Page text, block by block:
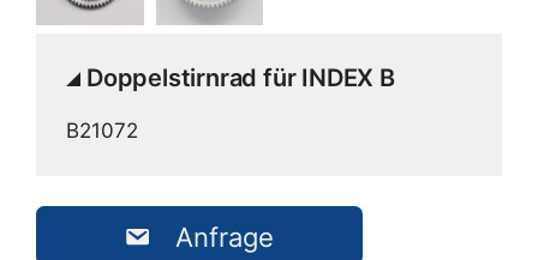
Doppelstirnrad für INDEX B
B21072
Anfrage